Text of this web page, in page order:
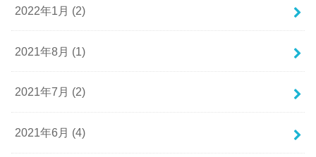
2022年1月 (2)
2021年8月 (1)
2021年7月 (2)
2021年6月 (4)